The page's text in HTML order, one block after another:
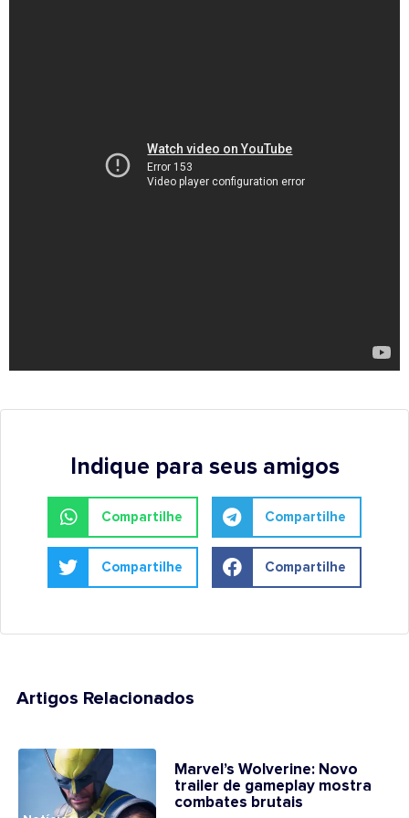
Indique para seus amigos
Compartilhe Compartilhe
Compartilhe Compartilhe
Artigos Relacionados
Marvel’s Wolverine: Novo
trailer de gameplay mostra
combates brutais